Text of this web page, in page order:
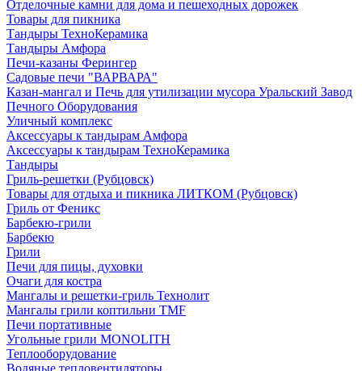
Отделочные камни для дома и пешеходных дорожек
Товары для пикника
Тандыры ТехноКерамика
Тандыры Амфора
Печи-казаны Ферингер
Садовые печи "ВАРВАРА"
Казан-мангал и Печь для утилизации мусора Уральский Завод
Печного Оборудования
Уличный комплекс
Аксессуары к тандырам Амфора
Аксессуары к тандырам ТехноКерамика
Тандыры
Гриль-решетки (Рубцовск)
Товары для отдыха и пикника ЛИТКОМ (Рубцовск)
Гриль от Феникс
Барбекю-грили
Барбекю
Грили
Печи для пицы, духовки
Очаги для костра
Мангалы и решетки-гриль Технолит
Мангалы грили коптильни TMF
Печи портативные
Угольные грили MONOLITH
Теплооборудование
Водяные тепловентиляторы